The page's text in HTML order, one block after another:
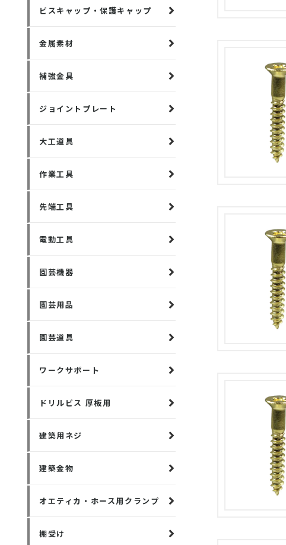
ビスキャップ・保護キャップ
金属素材
補強金具
ジョイントプレート
大工道具
作業工具
先端工具
電動工具
園芸機器
園芸用品
園芸道具
ワークサポート
ドリルビス 厚板用
建築用ネジ
建築金物
オエティカ・ホース用クランプ
棚受け